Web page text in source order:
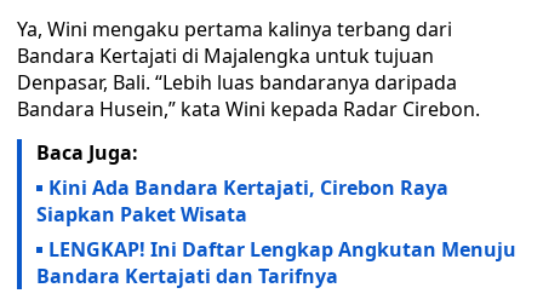
Ya, Wini mengaku pertama kalinya terbang dari
Bandara Kertajati di Majalengka untuk tujuan
Denpasar, Bali. “Lebih luas bandaranya daripada
Bandara Husein,” kata Wini kepada Radar Cirebon.
Baca Juga:
Kini Ada Bandara Kertajati, Cirebon Raya
Siapkan Paket Wisata
LENGKAP! Ini Daftar Lengkap Angkutan Menuju
Bandara Kertajati dan Tarifnya